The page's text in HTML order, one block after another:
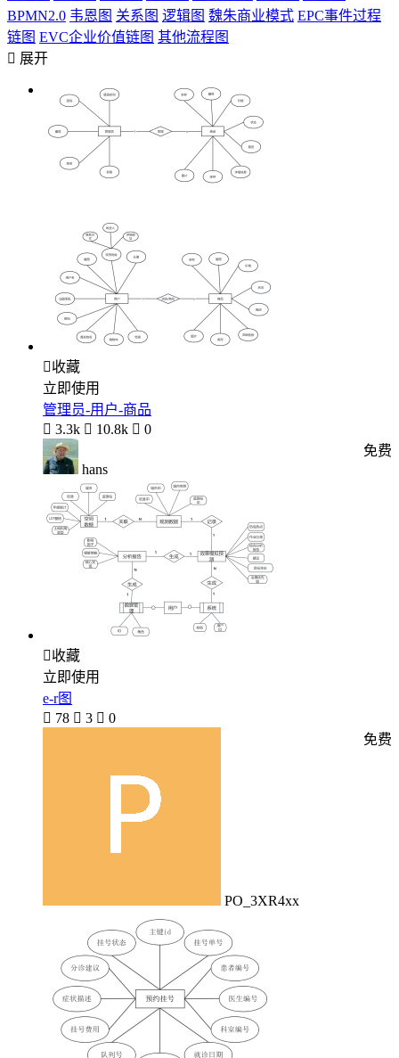
BPMN2.0 韦恩图 关系图 逻辑图 魏朱商业模式 EPC事件过程
链图 EVC企业价值链图 其他流程图
 展开
收藏
立即使用
管理员-用户-商品
 3.3k  10.8k  0
hans
免费
收藏
立即使用
e-r图
 78  3  0
PO_3XR4xx
免费